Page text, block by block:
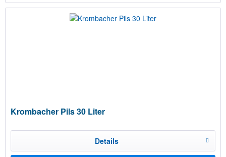
Krombacher Pils 30 Liter
Details